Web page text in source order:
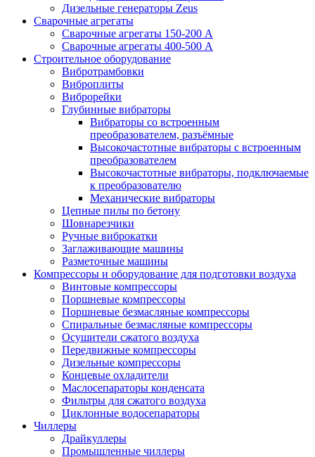
Дизельные генераторы Zeus
Сварочные агрегаты
Сварочные агрегаты 150-200 А
Сварочные агрегаты 400-500 А
Строительное оборудование
Вибротрамбовки
Виброплиты
Виброрейки
Глубинные вибраторы
Вибраторы со встроенным
преобразователем, разъёмные
Высокочастотные вибраторы с встроенным
преобразователем
Высокочастотные вибраторы, подключаемые
к преобразователю
Механические вибраторы
Цепные пилы по бетону
Шовнарезчики
Ручные виброкатки
Заглаживающие машины
Разметочные машины
Компрессоры и оборудование для подготовки воздуха
Винтовые компрессоры
Поршневые компрессоры
Поршневые безмасляные компрессоры
Спиральные безмасляные компрессоры
Осушители сжатого воздуха
Передвижные компрессоры
Дизельные компрессоры
Концевые охладители
Маслосепараторы конденсата
Фильтры для сжатого воздуха
Циклонные водосепараторы
Чиллеры
Драйкуллеры
Промышленные чиллеры